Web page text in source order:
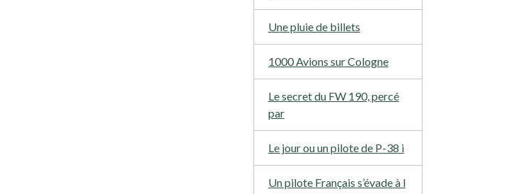
Une pluie de billets
1000 Avions sur Cologne
Le secret du FW 190, percé
par
Le jour ou un pilote de P-38 i
Un pilote Français s’évade à l